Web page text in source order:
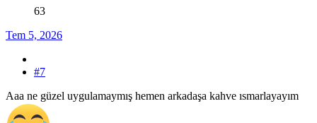
63
Tem 5, 2026
#7
Aaa ne güzel uygulamaymış hemen arkadaşa kahve ısmarlayayım